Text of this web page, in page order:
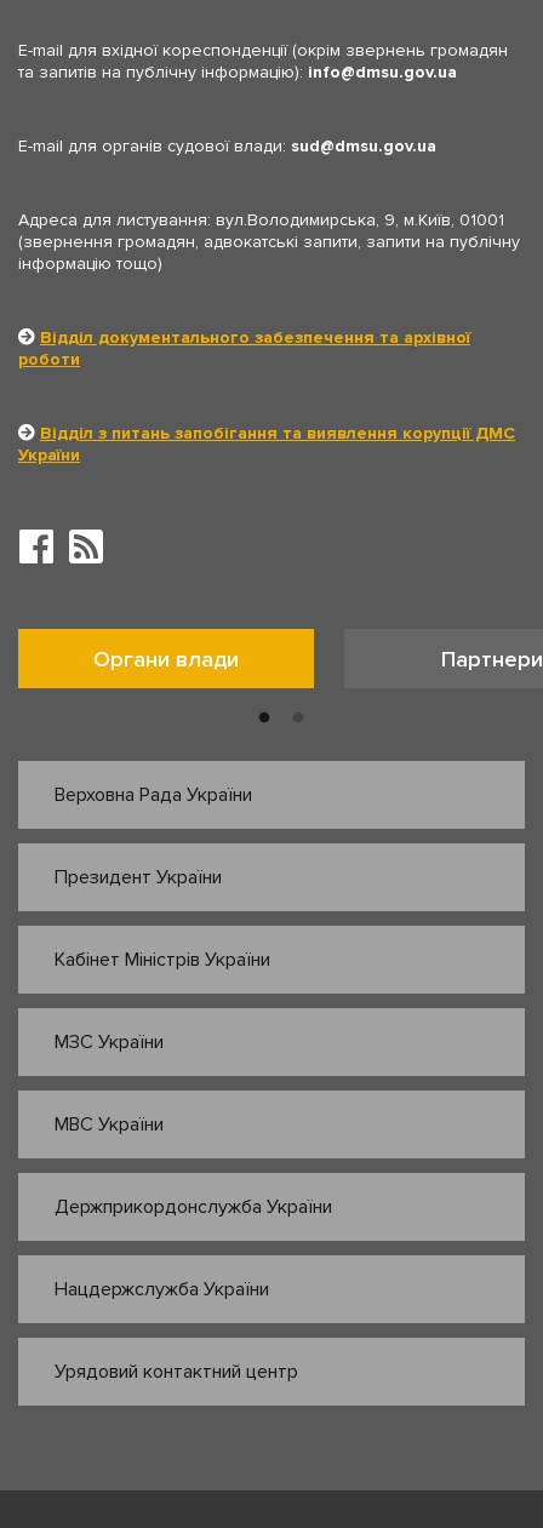
E-mail для вхідної кореспонденції (окрім звернень громадян
та запитів на публічну інформацію): info dmsu.gov.ua
E-mail для органів судової влади: sud dmsu.gov.ua
Адреса для листування: вул.Володимирська, 9, м.Київ, 01001
(звернення громадян, адвокатські запити, запити на публічну
інформацію тощо)
Відділ документального забезпечення та архівної
роботи
Відділ з питань запобігання та виявлення корупції ДМС
України
Органи влади Партнери
Верховна Рада України
Президент України
Кабінет Міністрів України
МЗС України
МВС України
Держприкордонслужба України
Нацдержслужба України
Урядовий контактний центр